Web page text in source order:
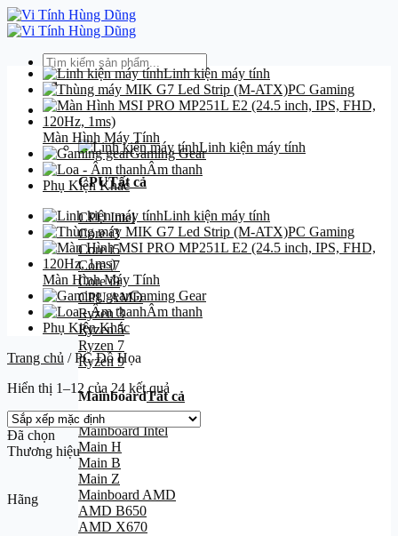
Bỏ
qua
dung
Tìm
kiếm:
Danh mục
Linh kiện máy tính
CPUTất cả
CPU Intel
Core i3
Core i5
Core i7
Core i9
CPU AMD
Ryzen 3
Ryzen 5
Ryzen 7
Ryzen 9
MainboardTất cả
Mainboard Intel
Main H
Main B
Main Z
Mainboard AMD
AMD B650
AMD X670
Linh kiện máy tính
PC Gaming
Màn Hình Máy Tính
Gaming Gear
Âm thanh
Phụ Kiện Khác
Linh kiện máy tính
PC Gaming
Màn Hình Máy Tính
Gaming Gear
Âm thanh
Phụ Kiện Khác
Trang chủ /PC Đồ Họa
Hiển thị 1–12 của 24 kết quả
Đã chọn
Thương hiệu
Hãng